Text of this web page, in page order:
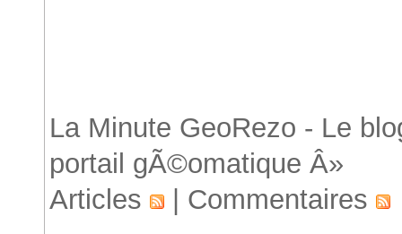
La Minute GeoRezo - Le
portail gÃ©omatique Â»
Articles
Commentaires